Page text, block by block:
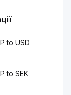
to USD
to SEK